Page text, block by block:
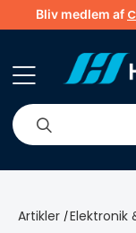
Bliv medlem af
Om os Brands
Artikler /Elektronik